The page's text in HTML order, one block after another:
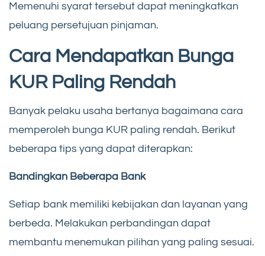
Memenuhi syarat tersebut dapat meningkatkan
peluang persetujuan pinjaman.
Cara Mendapatkan Bunga
KUR Paling Rendah
Banyak pelaku usaha bertanya bagaimana cara
memperoleh bunga KUR paling rendah. Berikut
beberapa tips yang dapat diterapkan:
Bandingkan Beberapa Bank
Setiap bank memiliki kebijakan dan layanan yang
berbeda. Melakukan perbandingan dapat
membantu menemukan pilihan yang paling sesuai.